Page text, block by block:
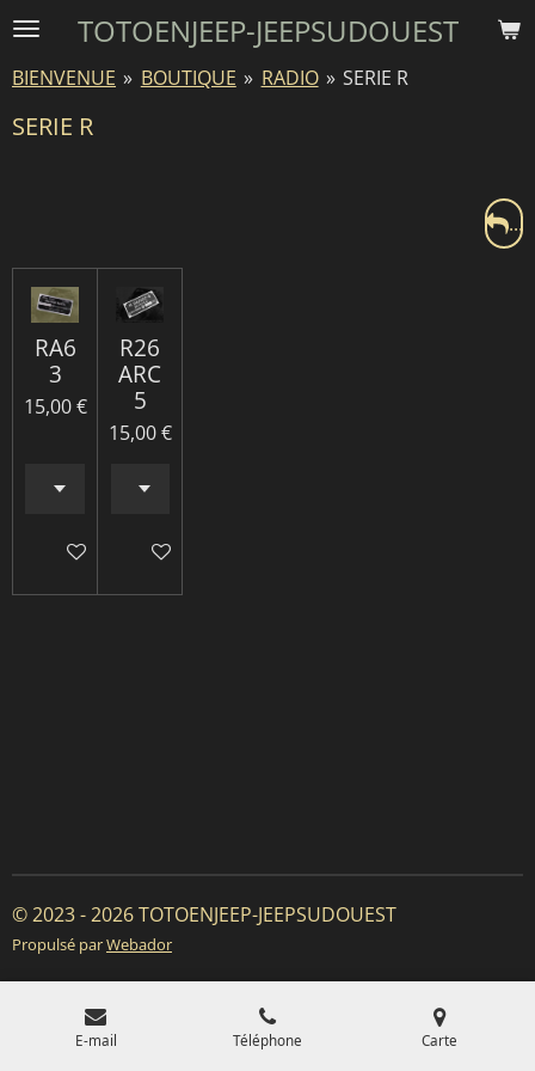
Passer
contenu
TOTOENJEEP-JEEPSUDOUEST
BIENVENUE » BOUTIQUE » RADIO » SERIE R
SERIE R
...
RA6
3
15,00 €
Ajouter au panier
R26
ARC
5
15,00 €
Ajouter au panier
© 2023 - 2026 TOTOENJEEP-JEEPSUDOUEST
Propulsé parWebador
E-mail Téléphone Carte